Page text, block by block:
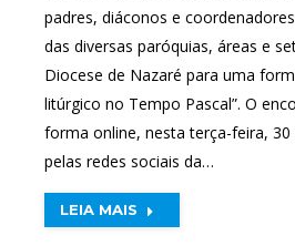
padres, diáconos e
das diversas paróquias, áreas e
Diocese de Nazaré para uma
litúrgico no Tempo Pascal”. O
forma online, nesta terça-feira,
pelas redes sociais da…
LEIA MAIS